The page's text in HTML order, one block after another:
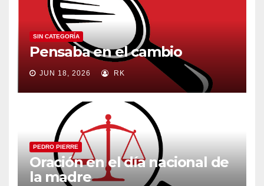
SIN CATEGORÍA
Pensaba en el cambio
JUN 18, 2026 RK
PEDRO PIERRE
Oración en el día nacional de
la madre